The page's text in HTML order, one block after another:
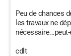
Peu de chances
les travaux ne
cdlt